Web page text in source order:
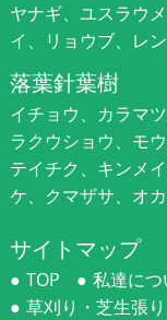
ヤナギ、ユスラウ
イ、リョウブ、レ
落葉針葉樹
イチョウ、カラマ
ラクウショウ、モ
テイチク、キンメ
ケ、クマザサ、オ
サイトマップ
TOP 私達につ
草刈り・芝生張り